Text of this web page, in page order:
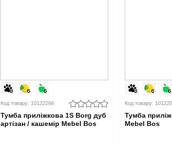
Код товару: 10122266
Тумба приліжкова 1S Borg дуб
артізан / кашемір Mebel Bos
Код товару:
Тумба
Mebel Bos